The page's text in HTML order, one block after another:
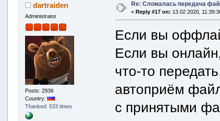
dartraiden
Administrator
Posts: 2936
Country:
Thanked: 533 times
Re: Сломалась передача
« Reply #17 on: 13 02 2020,
Если вы
Если вы
что-то
автоприём
с принятыми